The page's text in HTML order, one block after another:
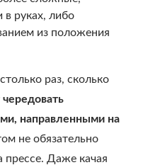
в руках, либо
из положения
раз, сколько
направленными на
не обязательно
прессе. Даже качая